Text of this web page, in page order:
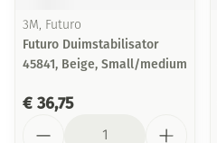
3M, Futuro
Futuro Duimstabilisator
45841, Beige, Small/medium
€ 36,75